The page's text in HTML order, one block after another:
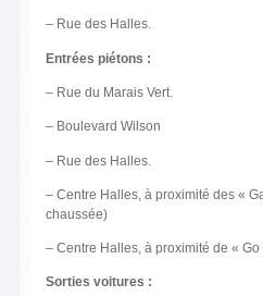
– Rue des Halles.
Entrées piétons :
– Rue du Marais Vert.
– Boulevard Wilson
– Rue des Halles.
– Centre Halles, à proximité des «
chaussée)
– Centre Halles, à proximité de «
Sorties voitures :